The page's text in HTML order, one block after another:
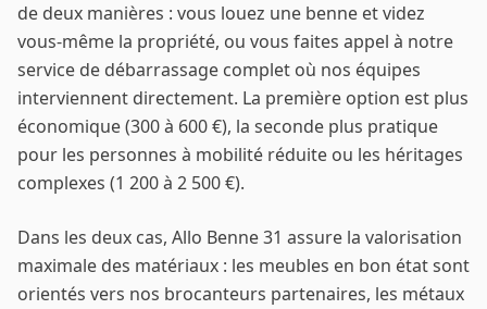
de deux manières : vous louez une benne et videz
vous-même la propriété, ou vous faites appel à notre
service de débarrassage complet où nos équipes
interviennent directement. La première option est plus
économique (300 à 600 €), la seconde plus pratique
pour les personnes à mobilité réduite ou les héritages
complexes (1 200 à 2 500 €).
Dans les deux cas, Allo Benne 31 assure la valorisation
maximale des matériaux : les meubles en bon état sont
orientés vers nos brocanteurs partenaires, les métaux